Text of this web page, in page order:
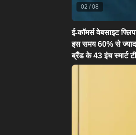
02 /08
ई-कॉमर्स वेबसाइट
इस समय 60% से
ब्रैंड के 43 इंच स्मार्ट